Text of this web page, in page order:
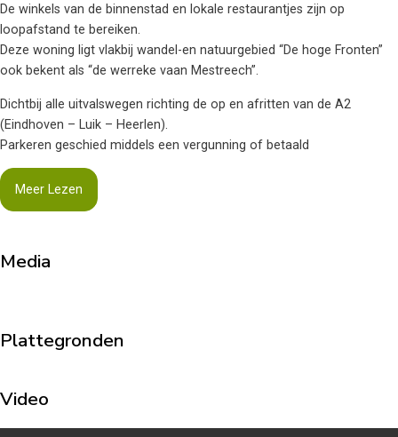
De winkels van de binnenstad en lokale restaurantjes zijn op
loopafstand te bereiken.
Deze woning ligt vlakbij wandel-en natuurgebied “De hoge Fronten”
ook bekent als “de werreke vaan Mestreech”.
Dichtbij alle uitvalswegen richting de op en afritten van de A2
(Eindhoven – Luik – Heerlen).
Parkeren geschied middels een vergunning of betaald
Meer Lezen
Media
Plattegronden
Video